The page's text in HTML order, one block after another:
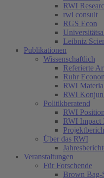
RWI
rwi consult
RGS Econ
Leibniz
Publikationen
Wissenschaftlich
Referierte
Ruhr
RWI
RWI
Politikberatend
RWI
RWI Impact
Über das RWI
Veranstaltungen
Für Forschende
Brown Bag-